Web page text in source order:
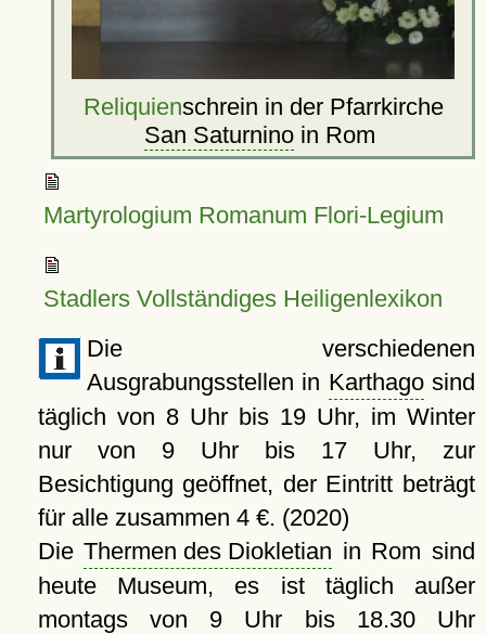
Reliquienschrein in der Pfarrkirche
San Saturnino in Rom
Martyrologium Romanum Flori-Legium
Stadlers Vollständiges Heiligenlexikon
Die verschiedenen
Ausgrabungsstellen in Karthagosind
täglich von 8 Uhr bis 19 Uhr, im Winter
nur von 9 Uhr bis 17 Uhr, zur
Besichtigung geöffnet, der Eintritt beträgt
für alle zusammen 4 €. (2020)
DieThermen des Diokletian in Rom sind
heute Museum, es ist täglich außer
montags von 9 Uhr bis 18.30 Uhr